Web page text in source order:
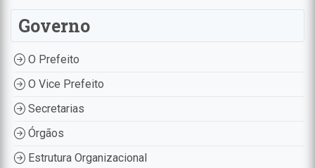
Governo
O Prefeito
O Vice Prefeito
Secretarias
Órgãos
Estrutura Organizacional